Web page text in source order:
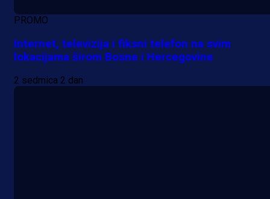
PROMO
Internet, televizija i fiksni telefon na svim
lokacijama širom Bosne i Hercegovine
2 sedmica 2 dan